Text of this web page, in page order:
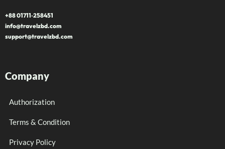
+88 01711‑258451
info@travelzbd.com
support@travelzbd.com
Company
Authorization
Terms & Condition
Privacy Policy